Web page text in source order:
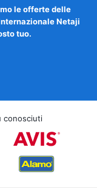
le offerte delle
Netaji
tuo.
conosciuti